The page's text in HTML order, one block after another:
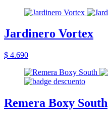
Jardinero Vortex
$ 4.690
Remera Boxy South